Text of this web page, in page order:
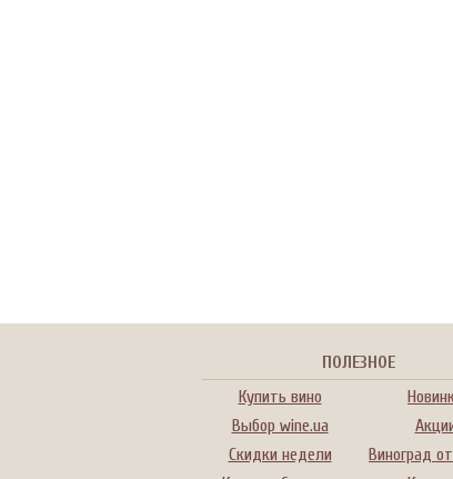
ПОЛЕЗНОЕ
Купить вино
Выбор wine.ua
Скидки недели
Виноград